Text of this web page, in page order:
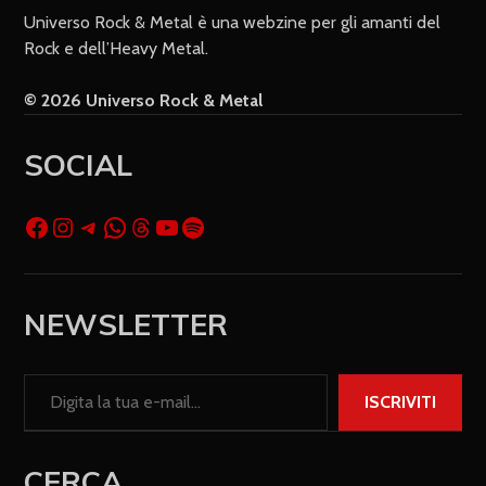
Universo Rock & Metal è una webzine per gli amanti del
Rock e dell’Heavy Metal.
© 2026 Universo Rock & Metal
SOCIAL
NEWSLETTER
ISCRIVITI